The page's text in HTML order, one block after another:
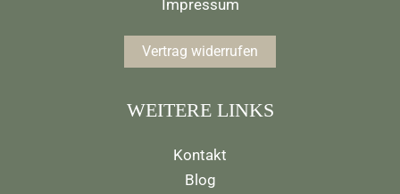
Impressum
Vertrag widerrufen
WEITERE LINKS
Kontakt
Blog